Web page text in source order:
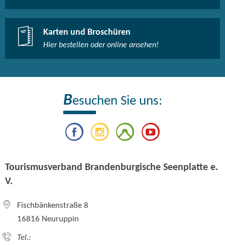
Karten und Broschüren
Hier bestellen oder online ansehen!
Besuchen Sie uns:
Tourismusverband Brandenburgische Seenplatte e.
V.
Fischbänkenstraße 8
16816 Neuruppin
Tel.: